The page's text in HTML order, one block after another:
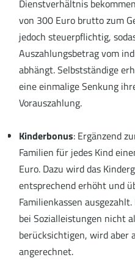
Dienstverhältnis
von 300 Euro brutto zum
jedoch steuerpflichtig,
Auszahlungsbetrag vom
abhängt. Selbstständige
eine einmalige Senkung
Vorauszahlung.
Kinderbonus: Ergänzend
Familien für jedes Kind
Euro. Dazu wird das
entsprechend erhöht und
Familienkassen
bei Sozialleistungen nicht
berücksichtigen, wird aber
angerechnet.